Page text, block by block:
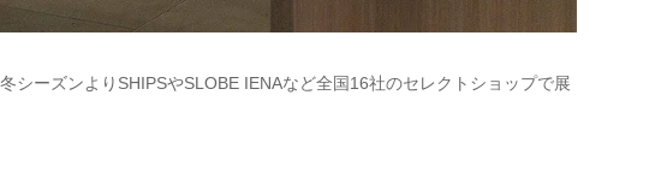
シーズンよりSHIPSやSLOBE IENAなど全国16社のセレクトショップで展